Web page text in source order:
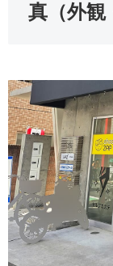
真（外観